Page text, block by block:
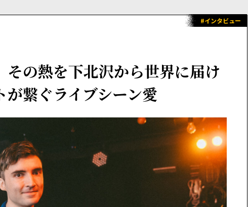
#インタビュー
その熱を下北沢から世界に届け
繋ぐライブシーン愛